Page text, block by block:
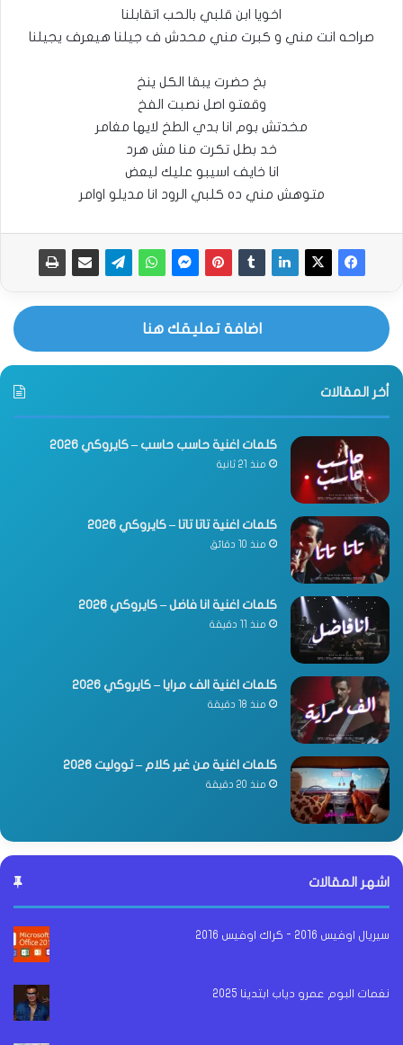
اخويا ابن قلبي بالحب اتقابلنا
صراحه انت مني و كبرت مني محدش ف جيلنا هيعرف يجيلنا
بخ حضرت يبقا الكل ينخ
وقعتو اصل نصبت الفخ
مخدتش بوم انا بدي الطخ لايها مغامر
خد بطل تكرت منا مش هرد
انا خايف اسيبو عليك ليعض
متوهش مني ده كلبي الرود انا مديلو اوامر
اضافة تعليقك هنا
أخر المقالات
كلمات اغنية حاسب حاسب – كايروكي 2026
منذ 21 ثانية
كلمات اغنية تاتا تاتا – كايروكي 2026
منذ 10 دقائق
كلمات اغنية انا فاضل – كايروكي 2026
منذ 11 دقيقة
كلمات اغنية الف مرايا – كايروكي 2026
منذ 18 دقيقة
كلمات اغنية من غير كلام – تووليت 2026
منذ 20 دقيقة
اشهر المقالات
سيريال اوفيس 2016 - كراك اوفيس 2016
نغمات البوم عمرو دياب ابتدينا 2025